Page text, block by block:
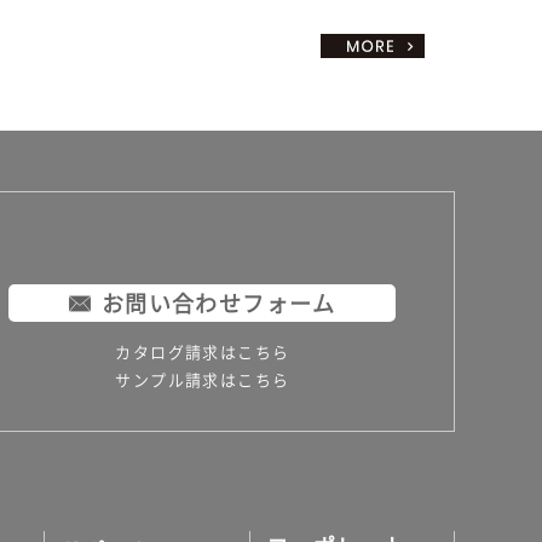
お問い合わせフォーム
カタログ請求はこちら
サンプル請求はこちら